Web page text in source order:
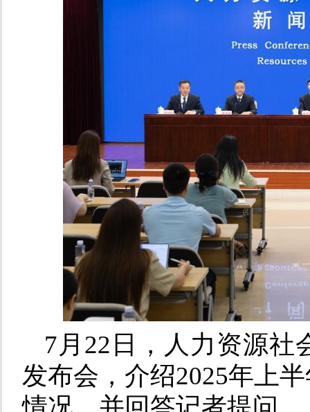
7月22 日，人力资源社
发布会，介绍2025年上